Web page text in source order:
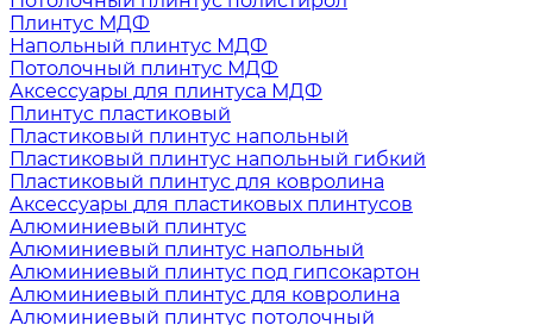
Плинтус МДФ
Напольный плинтус МДФ
Потолочный плинтус МДФ
Аксессуары для плинтуса МДФ
Плинтус пластиковый
Пластиковый плинтус напольный
Пластиковый плинтус напольный гибкий
Пластиковый плинтус для ковролина
Аксессуары для пластиковых плинтусов
Алюминиевый плинтус
Алюминиевый плинтус напольный
Алюминиевый плинтус под гипсокартон
Алюминиевый плинтус для ковролина
Алюминиевый плинтус потолочный